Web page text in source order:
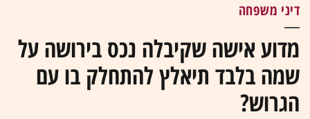
דיני משפחה
מדוע אישה שקיבלה נכס בירושה על
שמה בלבד תיאלץ להתחלק בו עם
הגרוש?